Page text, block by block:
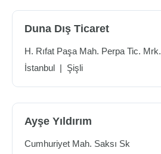
Duna Dış Ticaret
H. Rıfat Paşa Mah. Perpa Tic. Mrk.
İstanbul | Şişli
Ayşe Yıldırım
Cumhuriyet Mah. Saksı Sk